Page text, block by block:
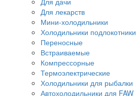
Для лекарств
Мини-холодильники
Холодильники подлокотники
Переносные
Встраиваемые
Компрессорные
Термоэлектрические
Холодильники для рыбалки
Автохолодильники для FAW